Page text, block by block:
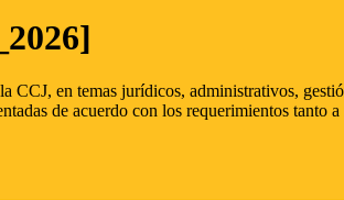
en temas jurídicos, administrativos,
de acuerdo con los requerimientos tanto